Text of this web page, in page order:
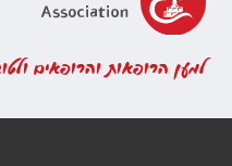
למען הרופאות והרופאים